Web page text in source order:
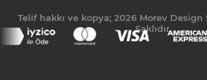
Telif hakkı ve kopya; 2026 Morev Design
Saklıdır.